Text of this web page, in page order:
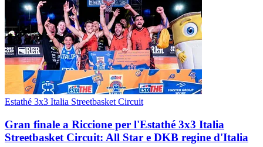
Estathé 3x3 Italia Streetbasket Circuit
Gran finale a Riccione per l'Estathé 3x3 Italia
Streetbasket Circuit: All Star e DKB regine d'Italia